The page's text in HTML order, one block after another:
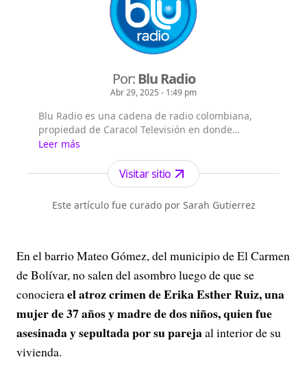
Por:Blu Radio
Abr 29, 2025 - 1:49 pm
Blu Radio es una cadena de radio colombiana,
propiedad de Caracol Televisión en donde
encontrará las noticias de Colombia y el mundo
sobre deportes, actualidad, tecnología, política,
fútbol.
Leer más
Visitar sitio
Este artículo fue curado por Sarah Gutierrez
En el barrio Mateo Gómez, del municipio de El Carmen
de Bolívar, no salen del asombro luego de que se
conocierael atroz crimen de Erika Esther Ruiz, una
mujer de 37 años y madre de dos niños, quien fue
asesinada y sepultada por su parejaal interior de su
vivienda.